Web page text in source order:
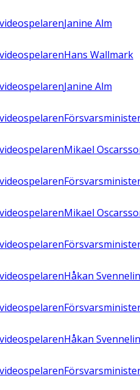
Janine Alm
Hans Wallmark
Janine Alm
Mikael
Mikael
Håkan
Håkan